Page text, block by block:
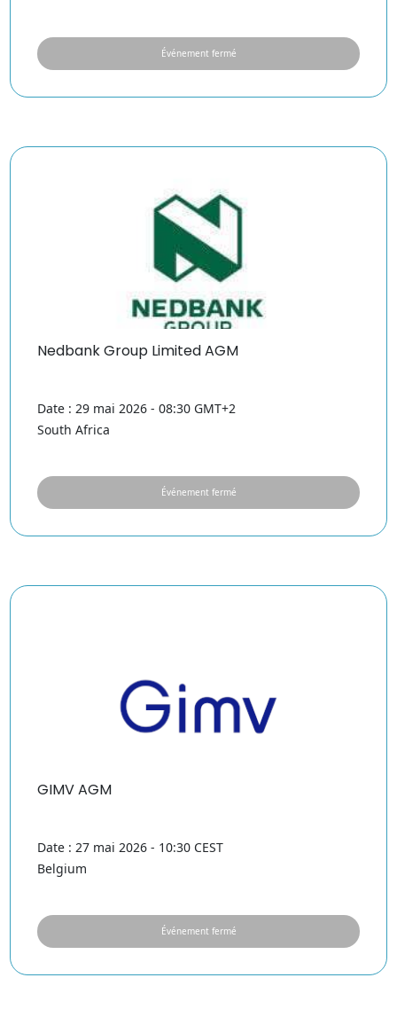
Événement fermé
Nedbank Group Limited AGM
Date : 29 mai 2026 - 08:30 GMT+2
South Africa
Événement fermé
GIMV AGM
Date : 27 mai 2026 - 10:30 CEST
Belgium
Événement fermé